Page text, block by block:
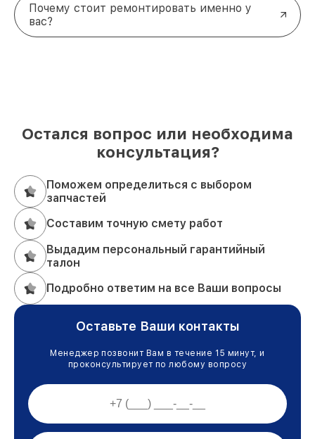
Почему стоит ремонтировать именно у
вас?
Остался вопрос или необходима
консультация?
Поможем определиться с выбором
запчастей
Составим точную смету работ
Выдадим персональный гарантийный
талон
Подробно ответим на все Ваши вопросы
Оставьте Ваши контакты
Менеджер позвонит Вам в течение 15 минут, и
проконсультирует по любому вопросу